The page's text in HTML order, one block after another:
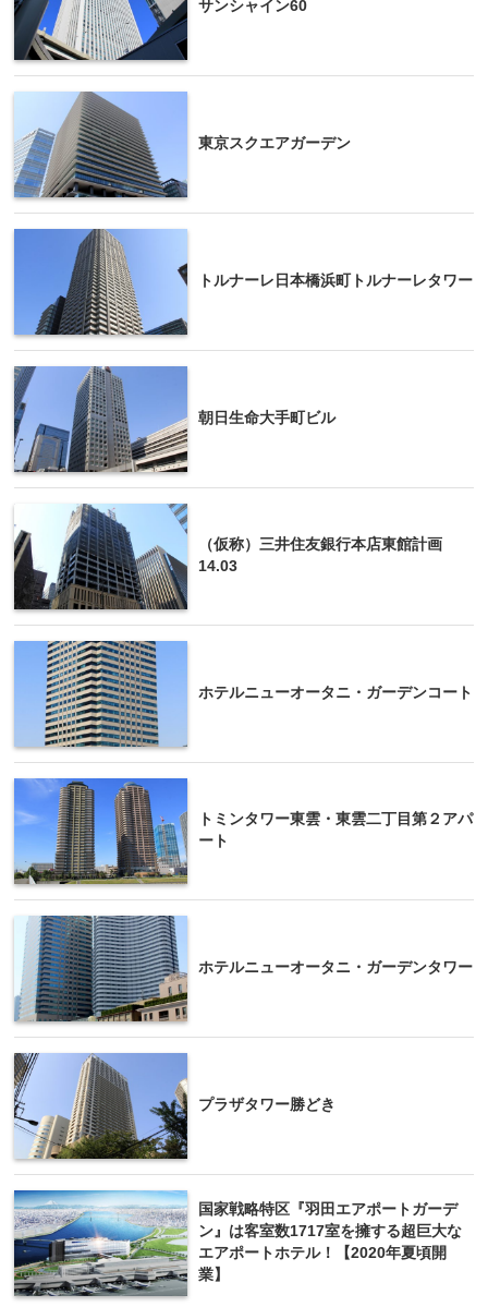
サンシャイン60
東京スクエアガーデン
トルナーレ日本橋浜町トルナーレタワー
朝日生命大手町ビル
（仮称）三井住友銀行本店東館計画
14.03
ホテルニューオータニ・ガーデンコート
トミンタワー東雲・東雲二丁目第２アパ
ート
ホテルニューオータニ・ガーデンタワー
プラザタワー勝どき
国家戦略特区『羽田エアポートガーデ
ン』は客室数1717室を擁する超巨大な
エアポートホテル！【2020年夏頃開
業】